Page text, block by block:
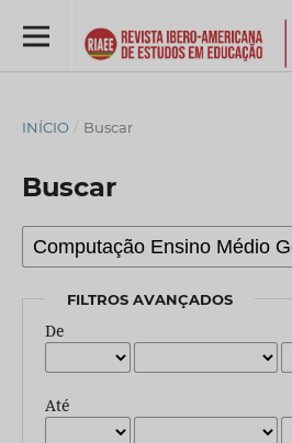
INÍCIO / Buscar
Buscar
FILTROS AVANÇADOS
De
Até